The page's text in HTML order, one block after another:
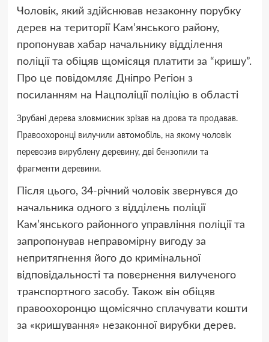
Чоловік, який здійснював незаконну порубку
дерев на території Кам’янського району,
пропонував хабар начальнику відділення
поліції та обіцяв щомісяця платити за “кришу”.
Про це повідомляє Дніпро Регіон з
посиланням на Нацполіції поліцію в області
Зрубані дерева зловмисник зрізав на дрова та продавав.
Правоохоронці вилучили автомобіль, на якому чоловік
перевозив вирублену деревину, дві бензопили та
фрагменти деревини.
Після цього, 34-річний чоловік звернувся до
начальника одного з відділень поліції
Кам’янського районного управління поліції та
запропонував неправомірну вигоду за
непритягнення його до кримінальної
відповідальності та повернення вилученого
транспортного засобу. Також він обіцяв
правоохоронцю щомісячно сплачувати кошти
за «кришування» незаконної вирубки дерев.